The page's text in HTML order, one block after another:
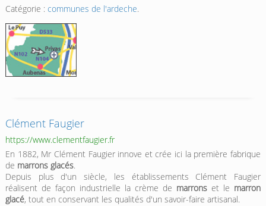
Catégorie : communes de l'ardeche.
Clément Faugier
https://www.clementfaugier.fr
En 1882, Mr Clément Faugier innove et crée ici la première fabrique
de marrons glacés.
Depuis plus d'un siècle, les établissements Clément Faugier
réalisent de façon industrielle la crème de marrons et le marron
glacé, tout en conservant les qualités d'un savoir-faire artisanal.